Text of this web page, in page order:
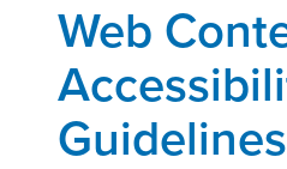
Web
Guidelines